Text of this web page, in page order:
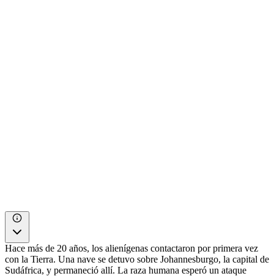
Hace más de 20 años, los alienígenas contactaron por primera vez
con la Tierra. Una nave se detuvo sobre Johannesburgo, la capital de
Sudáfrica, y permaneció allí. La raza humana esperó un ataque